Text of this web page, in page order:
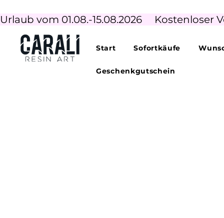
Urlaub vom 01.08.-15.08.2026
Start Sofortkäufe
Geschenkgutschein